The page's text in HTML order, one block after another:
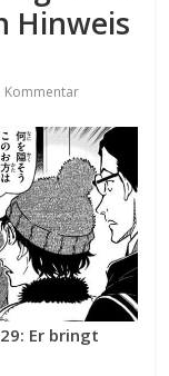
Hinweis
Kommentar
Er bringt